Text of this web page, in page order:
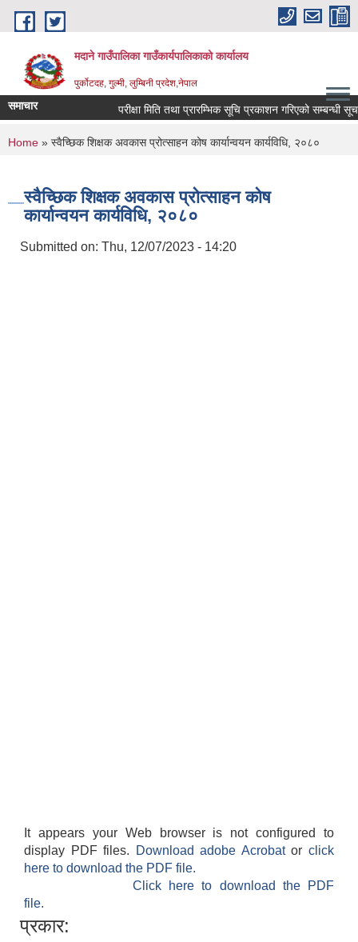
Skip to main content
मदाने गाउँपालिका गाउँकार्यपालिकाको कार्यालय
पुर्कोटदह, गुल्मी, लुम्बिनी प्रदेश,नेपाल
समाचार परीक्षा मिति तथा प्रारम्भिक सूचि प्रकाशन गरिएको सम्बन्धी सूचना
You are here
Home » स्वैच्छिक शिक्षक अवकास प्रोत्साहन कोष कार्यान्वयन कार्यविधि, २०८०
स्वैच्छिक शिक्षक अवकास प्रोत्साहन कोष
कार्यान्वयन कार्यविधि, २०८०
Submitted on: Thu, 12/07/2023 - 14:20
It appears your Web browser is not configured to
display PDF files.
Download adobe Acrobatorclick
here to download the PDF file.
Click here to download the PDF
file.
प्रकार: